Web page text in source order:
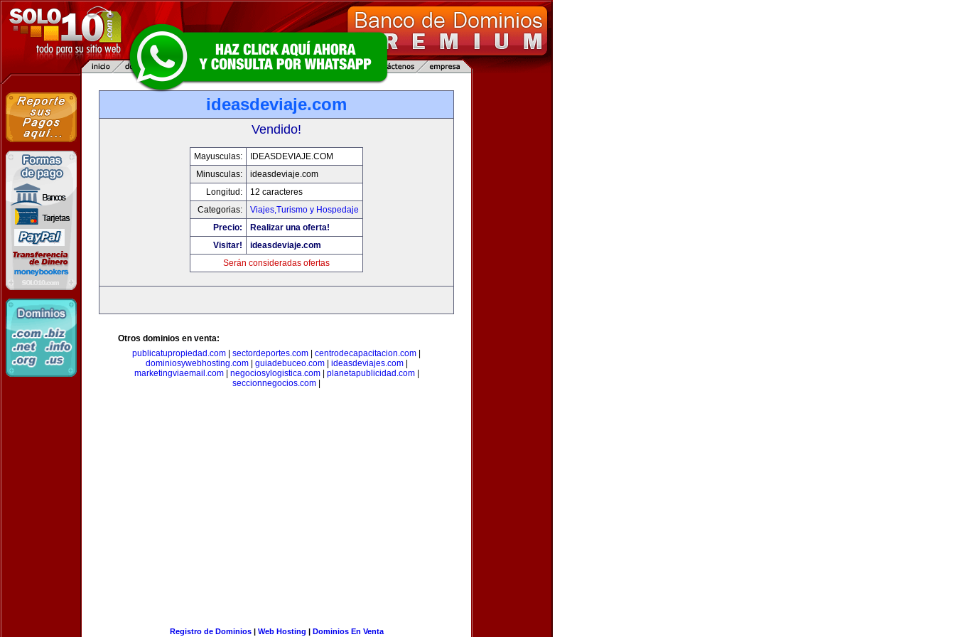
ideasdeviaje.com
Vendido!
Mayusculas:
IDEASDEVIAJE.COM
Minusculas:
ideasdeviaje.com
Longitud:
12 caracteres
Categorias:
Viajes,Turismo y Hospedaje
Precio:
Realizar una oferta!
Visitar!
ideasdeviaje.com
Serán consideradas ofertas
Otros dominios en venta:
publicatupropiedad.com
sectordeportes.com centrodecapacitacion.com
dominiosywebhosting.com| guiadebuceo.com| ideasdeviajes.com|
marketingviaemail.com| negociosylogistica.com| planetapublicidad.com|
seccionnegocios.com
Registro de Dominios| Web Hosting | Dominios En Venta